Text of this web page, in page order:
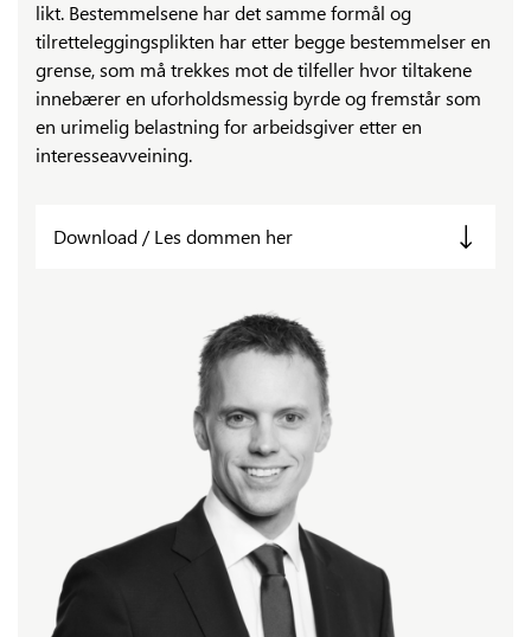
likt. Bestemmelsene har det samme formål og
tilretteleggingsplikten har etter begge bestemmelser en
grense, som må trekkes mot de tilfeller hvor tiltakene
innebærer en uforholdsmessig byrde og fremstår som
en urimelig belastning for arbeidsgiver etter en
interesseavveining.
Download / Les dommen her